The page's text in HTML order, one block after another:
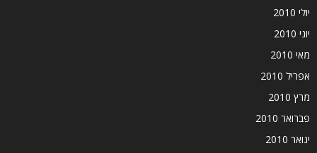
יולי 2010
יוני 2010
מאי 2010
אפריל 2010
מרץ 2010
פברואר 2010
ינואר 2010